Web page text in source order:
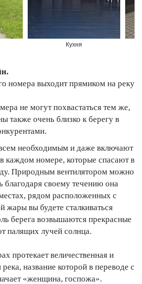
Кухня
номера выходит прямиком на реку
не могут похвастаться тем же,
также очень близко к берегу в
необходимым и даже включают
каждом номере, которые спасают в
Природным вентилятором можно
благодаря своему течению она
рядом расположенных с
вы будете сталкиваться
берега возвышаются прекрасные
палящих лучей солнца.
протекает величественная и
название которой в переводе с
«женщина, госпожа».